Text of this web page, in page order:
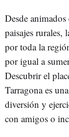
Desde animados
paisajes rurales,
por toda la
por igual a
Descubrir el
Tarragona es
diversión y
con amigos o